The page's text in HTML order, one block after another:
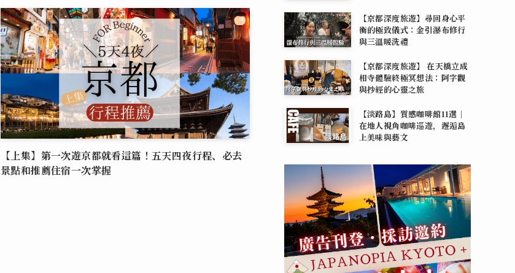
【上集】第一次遊京都就看這篇！五天四夜行程、必去
景點和推薦住宿一次掌握
【京都深度旅遊】尋回身心平
衡的極致儀式：金引瀑布修行
與三溫暖洗禮
【京都深度旅遊】 在天橋立成
相寺體驗終極冥想法：阿字觀
與抄經的心靈之旅
【淡路島】質感咖啡館11選｜
在地人視角咖啡巡遊，邂逅島
上美味與藝文